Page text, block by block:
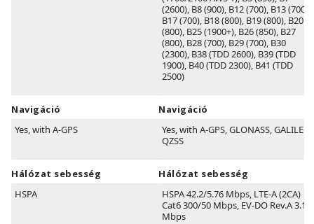
Navigáció
Yes, with A-GPS
Hálózat sebesség
HSPA
(2600), B8(900), B12(700), B13(700)
B17(700), B18(800), B19(800), B20
(800), B25(1900+), B26(850), B27
(800), B28(700), B29(700), B30
(2300), B38(TDD 2600), B39(TDD
1900), B40(TDD 2300), B41 (TDD
2500)
Navigáció
Yes, with A-GPS, GLONASS, GALILEO,
QZSS
Hálózat sebesség
HSPA 42.2/5.76 Mbps, LTE-A (2CA)
Cat6 300/50 Mbps, EV-DO Rev.A 3.1
Mbps